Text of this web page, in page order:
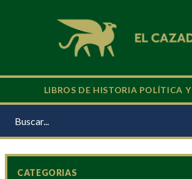
LIBROS DE HISTORIA POLÍTICA
CATEGORIAS